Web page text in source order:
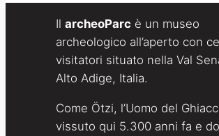
Il archeoParc è un museo
archeologico all’aperto con
visitatori situato nella Val
Alto Adige, Italia.
Come Ötzi, l’Uomo del
vissuto qui 5.300 anni fa e